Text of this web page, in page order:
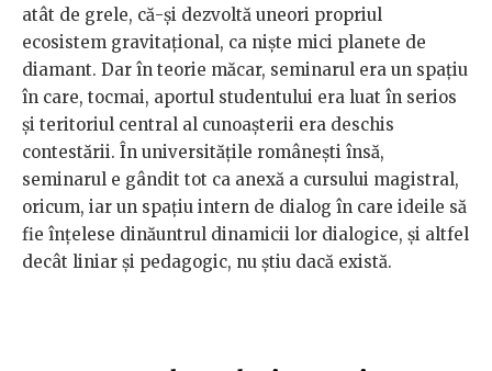
atât de grele, că-și dezvoltă uneori propriul
ecosistem gravitațional, ca niște mici planete de
diamant. Dar în teorie măcar, seminarul era un spațiu
în care, tocmai, aportul studentului era luat în serios
și teritoriul central al cunoașterii era deschis
contestării. În universitățile românești însă,
seminarul e gândit tot ca anexă a cursului magistral,
oricum, iar un spațiu intern de dialog în care ideile să
fie înțelese dinăuntrul dinamicii lor dialogice, și altfel
decât liniar și pedagogic, nu știu dacă există.